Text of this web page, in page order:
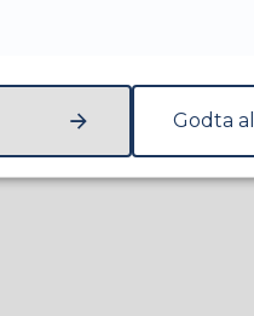
Godta